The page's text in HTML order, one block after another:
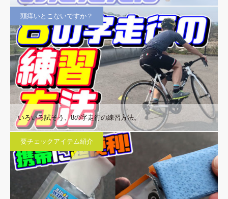
頭痒いとこないですか？
いろいろ試そう、8の字走行の練習方法。
要チェックアイテム紹介